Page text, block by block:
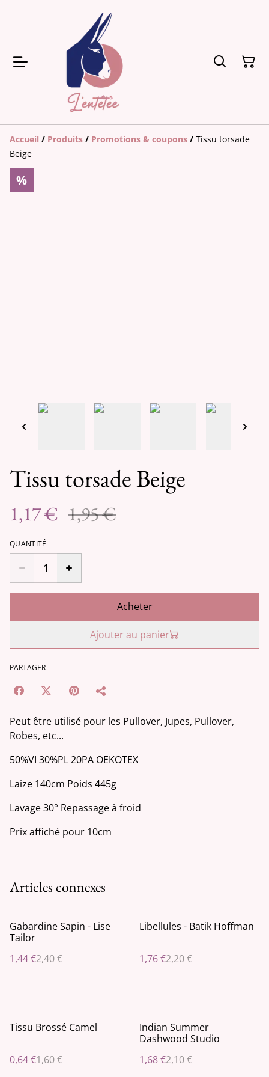
Accueil / Produits / Promotions & coupons / Tissu torsade
Beige
%
Tissu torsade Beige
1,17 € 1,95 €
QUANTITÉ
Acheter
Ajouter au panier
PARTAGER
Peut être utilisé pour les Pullover, Jupes, Pullover,
Robes, etc...
50%VI 30%PL 20PA OEKOTEX
Laize 140cm Poids 445g
Lavage 30° Repassage à froid
Prix affiché pour 10cm
Articles connexes
%
Gabardine Sapin - Lise
Tailor
1,44 €2,40 €
%
Libellules - Batik Hoffman
1,76 €2,20 €
%
Tissu Brossé Camel
0,64 €1,60 €
%
Indian Summer
Dashwood Studio
1,68 €2,10 €